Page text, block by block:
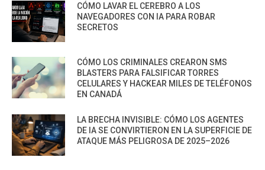
CÓMO LAVAR EL CEREBRO A LOS
NAVEGADORES CON IA PARA ROBAR
SECRETOS
CÓMO LOS CRIMINALES CREARON SMS
BLASTERS PARA FALSIFICAR TORRES
CELULARES Y HACKEAR MILES DE TELÉFONOS
EN CANADÁ
LA BRECHA INVISIBLE: CÓMO LOS AGENTES
DE IA SE CONVIRTIERON EN LA SUPERFICIE DE
ATAQUE MÁS PELIGROSA DE 2025–2026